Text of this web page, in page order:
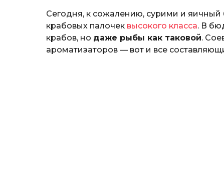
Сегодня, к сожалению, сурими и яичный
крабовых палочек высокого класса. В
крабов, но даже рыбы как таковой.
ароматизаторов — вот и все